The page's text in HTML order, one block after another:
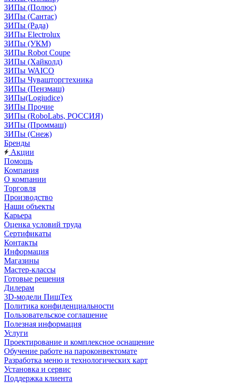
ЗИПы (Полюс)
ЗИПы (Сантас)
ЗИПы (Рада)
ЗИПы Electrolux
ЗИПы (УКМ)
ЗИПы Robot Coupe
ЗИПы (Хайколд)
ЗИПы WAICO
ЗИПы Чувашторгтехника
ЗИПы (Пензмаш)
ЗИПы(Logiudice)
ЗИПы Прочие
ЗИПы (RoboLabs, РОССИЯ)
ЗИПы (Проммаш)
ЗИПы (Снеж)
Бренды
Акции
Помощь
Компания
О компании
Торговля
Производство
Наши объекты
Карьера
Оценка условий труда
Сертификаты
Контакты
Информация
Магазины
Мастер-классы
Готовые решения
Дилерам
3D-модели ПищТех
Политика конфиденциальности
Пользовательское соглашение
Полезная информация
Услуги
Проектирование и комплексное оснащение
Обучение работе на пароконвектомате
Разработка меню и технологических карт
Установка и сервис
Поддержка клиента